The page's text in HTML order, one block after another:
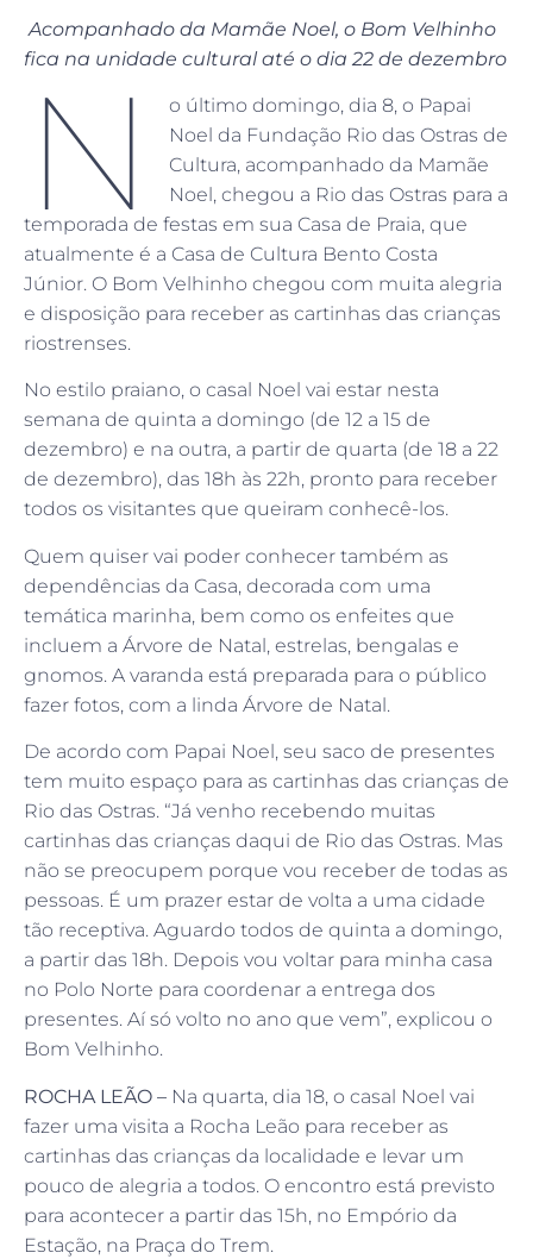
Acompanhado da Mamãe Noel, o Bom Velhinho
fica na unidade cultural até o dia 22 de dezembro
N
o último domingo, dia 8, o Papai
Noel da Fundação Rio das Ostras de
Cultura, acompanhado da Mamãe
Noel, chegou a Rio das Ostras para a
temporada de festas em sua Casa de Praia, que
atualmente é a Casa de Cultura Bento Costa
Júnior. O Bom Velhinho chegou com muita alegria
e disposição para receber as cartinhas das crianças
riostrenses.
No estilo praiano, o casal Noel vai estar nesta
semana de quinta a domingo (de 12 a 15 de
dezembro) e na outra, a partir de quarta (de 18 a 22
de dezembro), das 18h às 22h, pronto para receber
todos os visitantes que queiram conhecê-los.
Quem quiser vai poder conhecer também as
dependências da Casa, decorada com uma
temática marinha, bem como os enfeites que
incluem a Árvore de Natal, estrelas, bengalas e
gnomos. A varanda está preparada para o público
fazer fotos, com a linda Árvore de Natal.
De acordo com Papai Noel, seu saco de presentes
tem muito espaço para as cartinhas das crianças de
Rio das Ostras. “Já venho recebendo muitas
cartinhas das crianças daqui de Rio das Ostras. Mas
não se preocupem porque vou receber de todas as
pessoas. É um prazer estar de volta a uma cidade
tão receptiva. Aguardo todos de quinta a domingo,
a partir das 18h. Depois vou voltar para minha casa
no Polo Norte para coordenar a entrega dos
presentes. Aí só volto no ano que vem”, explicou o
Bom Velhinho.
ROCHA LEÃO – Na quarta, dia 18, o casal Noel vai
fazer uma visita a Rocha Leão para receber as
cartinhas das crianças da localidade e levar um
pouco de alegria a todos. O encontro está previsto
para acontecer a partir das 15h, no Empório da
Estação, na Praça do Trem.